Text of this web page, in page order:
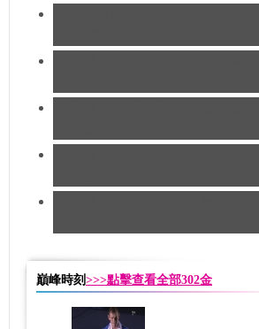
巔峰時刻 >>>點擊查看全部302金